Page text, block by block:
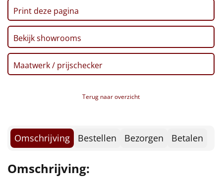
Pizzarette
Tas
Wake up light
NIEUW
Borrelplank
NIEUW
Noodradio NIEUW
Deken (fleece plaid)
Print deze pagina
Bekijk showrooms
Maatwerk / prijschecker
Terug naar overzicht
Omschrijving Bestellen Bezorgen Betalen
Omschrijving: